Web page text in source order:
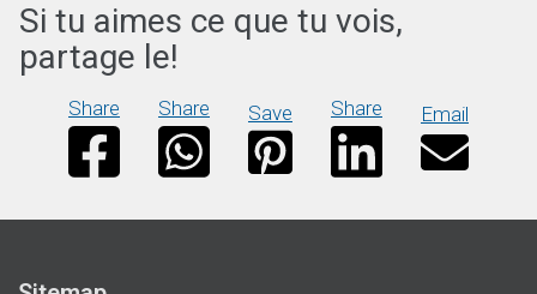
Si tu aimes ce que tu vois,
partage le!
Share Share Save Share Email